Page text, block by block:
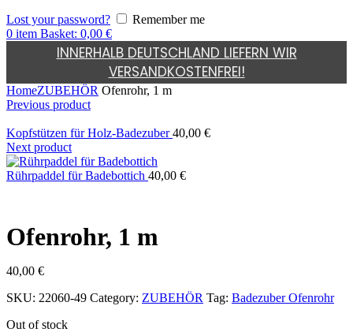
Lost your password?
Remember me
0 item Basket: 0,00 €
INNERHALB DEUTSCHLAND LIEFERN WIR
VERSANDKOSTENFREI!
HomeZUBEHÖR Ofenrohr, 1 m
Previous product
Kopfstützen für Holz-Badezuber40,00 €
Next product
Rührpaddel für Badebottich 40,00 €
Ofenrohr, 1 m
40,00 €
SKU: 22060-49 Category: ZUBEHÖR Tag: Badezuber Ofenrohr
Out of stock